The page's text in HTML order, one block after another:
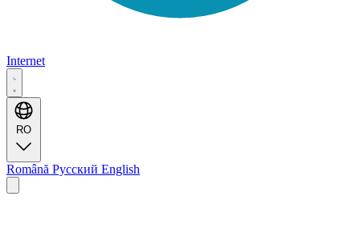
Internet
RO
Română Русский English